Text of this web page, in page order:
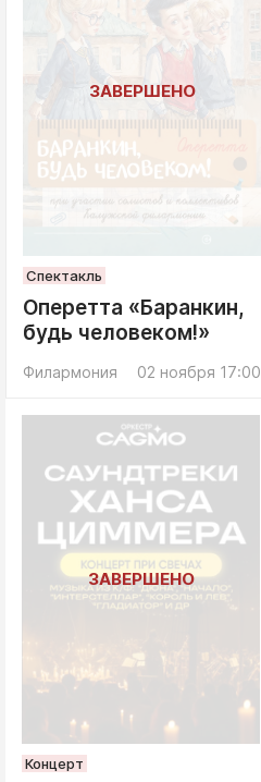
Спектакль
Оперетта «Баранкин,
будь человеком!»
02 ноября 17:00
Филармония
Концерт